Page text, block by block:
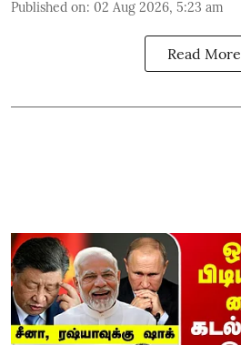
Published on: 02 Aug 2026, 5:23 am
Read More